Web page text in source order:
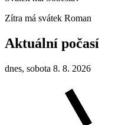
Zítra má svátek Roman
Aktuální počasí
dnes, sobota 8. 8. 2026